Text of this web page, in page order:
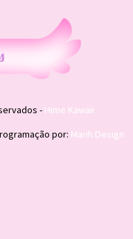
- Hime Kawaii
por: Marih Design